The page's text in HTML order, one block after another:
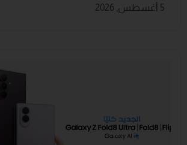
5 أغسطس, 2026